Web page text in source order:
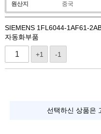
원산지
중국
SIEMENS 1FL6044-1AF61-
자동화부품
+1 -1
선택하신 상품은